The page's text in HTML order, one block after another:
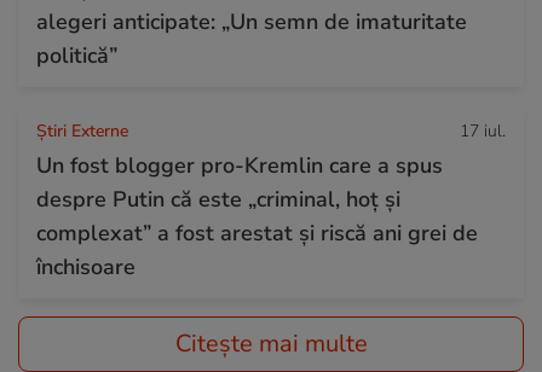
alegeri anticipate: „Un semn de imaturitate
politică”
Știri Externe 17 iul.
Un fost blogger pro-Kremlin care a spus
despre Putin că este „criminal, hoț și
complexat” a fost arestat și riscă ani grei de
închisoare
Citește mai multe